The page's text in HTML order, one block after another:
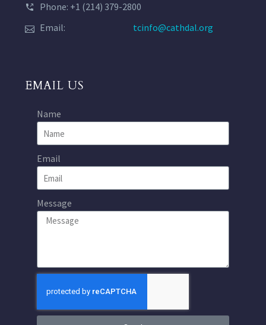
Phone: +1 (214) 379-2800
Email:
tcinfo@cathdal.org
EMAIL US
Name
Email
Message